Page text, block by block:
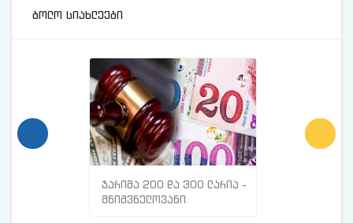
ბოლო სიახლეები
ჯარიმა 200 და 300 ლარია -
მნიშვნელოვანი